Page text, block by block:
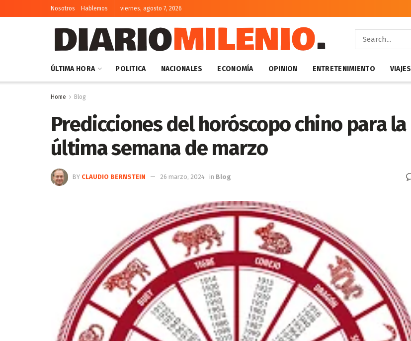
Nosotros Hablemos viernes, agosto 7, 2026
ÚLTIMA HORA POLITICA NACIONALES ECONOMÍA OPINION ENTRETENIMIENTO VIAJES
Home Blog
Predicciones del horóscopo chino para la
última semana de marzo
BY CLAUDIO BERNSTEIN 26 marzo, 2024 in Blog